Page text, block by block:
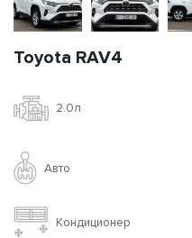
Toyota RAV4
2.0л
Авто
Кондиционер